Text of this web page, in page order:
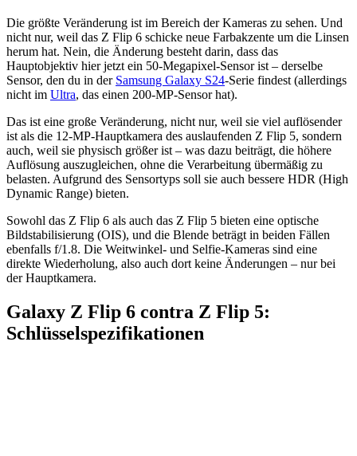
Die größte Veränderung ist im Bereich der Kameras zu sehen. Und
nicht nur, weil das Z Flip 6 schicke neue Farbakzente um die Linsen
herum hat. Nein, die Änderung besteht darin, dass das
Hauptobjektiv hier jetzt ein 50-Megapixel-Sensor ist – derselbe
Sensor, den du in der Samsung Galaxy S24-Serie findest (allerdings
nicht im Ultra, das einen 200-MP-Sensor hat).
Das ist eine große Veränderung, nicht nur, weil sie viel auflösender
ist als die 12-MP-Hauptkamera des auslaufenden Z Flip 5, sondern
auch, weil sie physisch größer ist – was dazu beiträgt, die höhere
Auflösung auszugleichen, ohne die Verarbeitung übermäßig zu
belasten. Aufgrund des Sensortyps soll sie auch bessere HDR (High
Dynamic Range) bieten.
Sowohl das Z Flip 6 als auch das Z Flip 5 bieten eine optische
Bildstabilisierung (OIS), und die Blende beträgt in beiden Fällen
ebenfalls f/1.8. Die Weitwinkel- und Selfie-Kameras sind eine
direkte Wiederholung, also auch dort keine Änderungen – nur bei
der Hauptkamera.
Galaxy Z Flip 6 contra Z Flip 5:
Schlüsselspezifikationen